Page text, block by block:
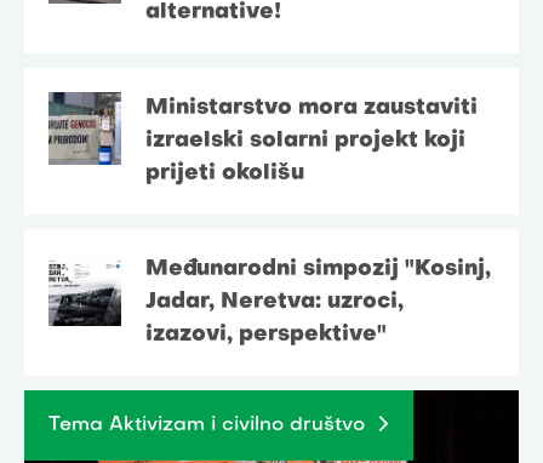
alternative!
Ministarstvo mora zaustaviti
izraelski solarni projekt koji
prijeti okolišu
Međunarodni simpozij "Kosinj,
Jadar, Neretva: uzroci,
izazovi, perspektive"
Tema Aktivizam i civilno društvo